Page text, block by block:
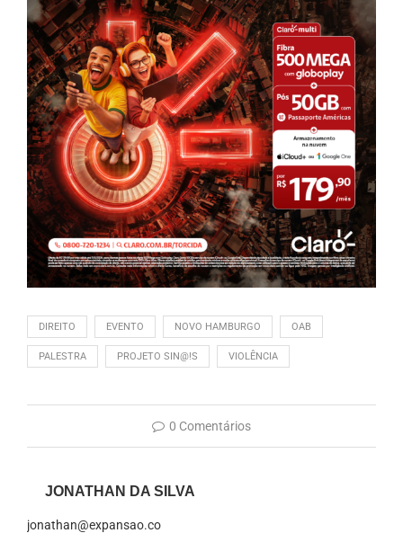
DIREITO EVENTO NOVO HAMBURGO OAB
PALESTRA PROJETO SIN@!S VIOLÊNCIA
0 Comentários
JONATHAN DA SILVA
jonathan@expansao.co